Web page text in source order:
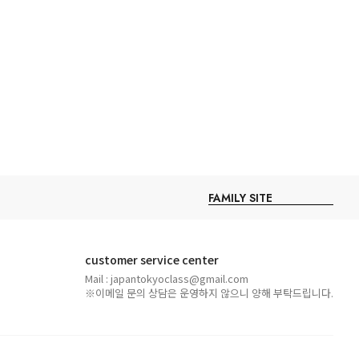
customer service center
Mail : japantokyoclass@gmail.com
※이메일 문의 상담은 운영하지 않으니 양해 부탁드립니다.